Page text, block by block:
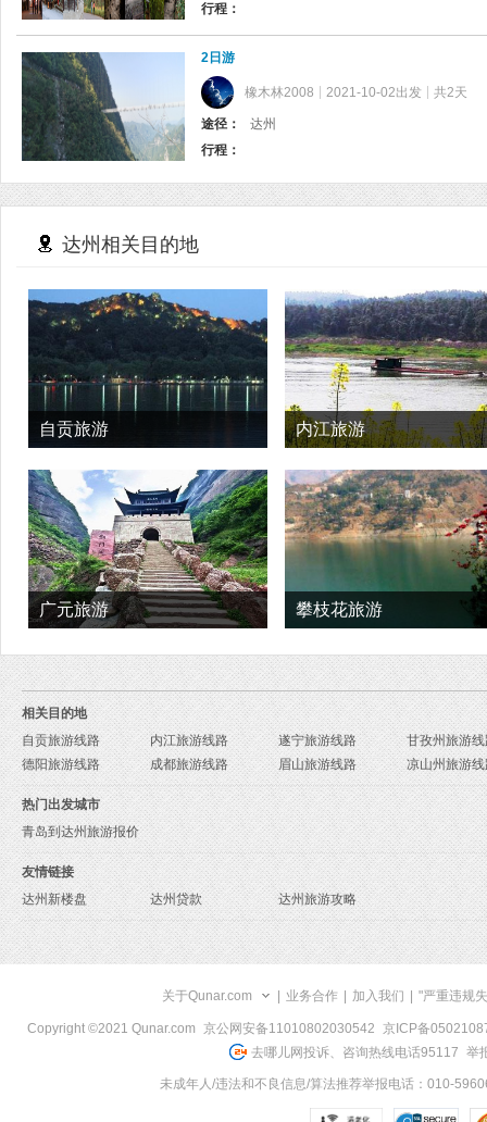
行程：
2日游
橡木林2008 2021-10-02出发 共2天
途径：
达州
行程：
达州相关目的地
自贡旅游 内江旅游
广元旅游 攀枝花旅游
相关目的地
自贡旅游线路
内江旅游线路 遂宁旅游线路
甘孜州旅游
德阳旅游线路
成都旅游线路 眉山旅游线路 凉山州旅游
热门出发城市
青岛到达州旅游报价
友情链接
达州新楼盘
达州贷款 达州旅游攻略
关于Qunar.com 业务合作 加入我们 "严重违规
Copyright ©2021 Qunar.com 京公网安备11010802030542
京ICP备
去哪儿网投诉、咨询热线电话95117 举
未成年人/违法和不良信息/算法推荐举报电话：010-